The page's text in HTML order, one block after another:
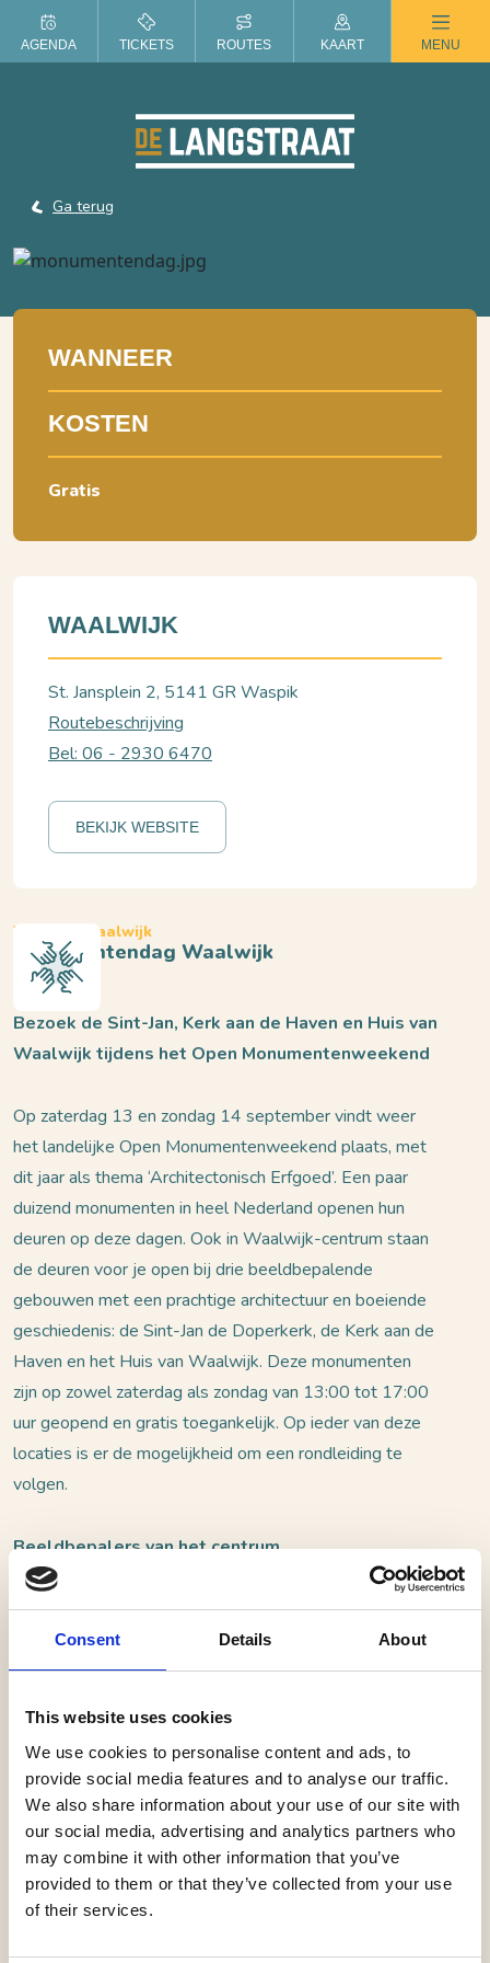
Consent Details About
This website uses cookies
We use cookies to personalise content and ads, to
provide social media features and to analyse our traffic.
We also share information about your use of our site with
our social media, advertising and analytics partners who
may combine it with other information that you’ve
provided to them or that they’ve collected from your use
of their services.
ZOMER IN DE LANGSTRAAT
Ga terug
Waspik, Waalwijk
Monumentendag Waalwijk
Bezoek de Sint-Jan, Kerk aan de Haven en Huis van
Waalwijk tijdens het Open Monumentenweekend
Op zaterdag 13 en zondag 14 september vindt weer
het landelijke Open Monumentenweekend plaats, met
dit jaar als thema ‘Architectonisch Erfgoed’. Een paar
duizend monumenten in heel Nederland openen hun
deuren op deze dagen. Ook in Waalwijk-centrum staan
de deuren voor je open bij drie beeldbepalende
gebouwen met een prachtige architectuur en boeiende
geschiedenis: de Sint-Jan de Doperkerk, de Kerk aan de
Haven en het Huis van Waalwijk. Deze monumenten
zijn op zowel zaterdag als zondag van 13:00 tot 17:00
uur geopend en gratis toegankelijk. Op ieder van deze
locaties is er de mogelijkheid om een rondleiding te
volgen.
Beeldbepalers van het centrum
In het weekend waarin ook de “80 van de Langstraat”
plaatsvindt zal ook de grootste culturele activiteit van
Nederland plaatsvinden: de landelijke Open
Monumentendagen op 13 en 14 september. Drie
dit weekend ’s middags open voor bezoek: de Sint Jan
de Doperkerk, de Kerk aan de Haven en het Huis van
Waalwijk.
De Sint Jan de Doper met zijn vele koperen koepels en
minaret-achtige toren domineert de ‘skyline’ van het
centrum. De kerk is gebouwd in neo-Byzantijnse stijl en
WANNEER
KOSTEN
Gratis
WAALWIJK
St. Jansplein 2, 5141 GR Waspik
Routebeschrijving
Bel: 06 - 2930 6470
BEKIJK WEBSITE
AGENDA TICKETS ROUTES KAART MENU